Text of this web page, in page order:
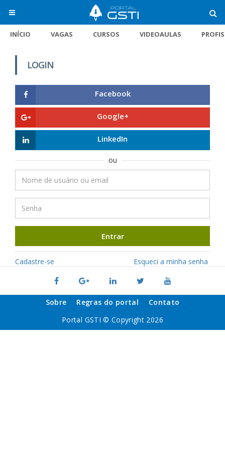
INÍCIO VAGAS CURSOS VIDEOAULAS
LOGIN
Facebook
Google+
LinkedIn
ou
Entrar
Cadastre-se Esqueci a minha senha
Sobre Regras do portal
Contato
Portal GSTI © Copyright 2026